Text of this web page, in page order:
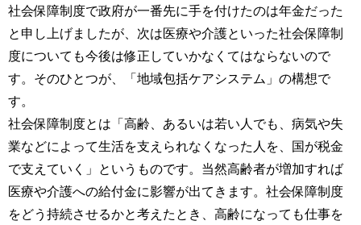
社会保障制度で政府が一番先に手を付けたのは年金だった
と申し上げましたが、次は医療や介護といった社会保障制
度についても今後は修正していかなくてはならないので
す。そのひとつが、「地域包括ケアシステム」の構想で
す。
社会保障制度とは「高齢、あるいは若い人でも、病気や失
業などによって生活を支えられなくなった人を、国が税金
で支えていく」というものです。当然高齢者が増加すれば
医療や介護への給付金に影響が出てきます。社会保障制度
をどう持続させるかと考えたとき、高齢になっても仕事を